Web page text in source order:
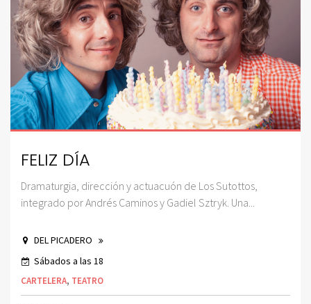
FELIZ DÍA
Dramaturgia, dirección y actuacuón de Los Sutottos,
integrado por Andrés Caminos y Gadiel Sztryk. Una...
DEL PICADERO
Sábados a las 18
CARTELERA, TEATRO